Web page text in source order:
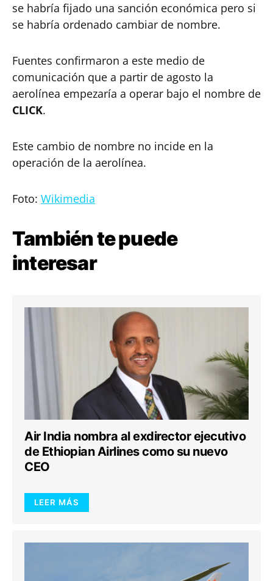
se habría fijado una sanción económica pero si
se habría ordenado cambiar de nombre.
Fuentes confirmaron a este medio de
comunicación que a partir de agosto la
aerolínea empezaría a operar bajo el nombre de
CLICK.
Este cambio de nombre no incide en la
operación de la aerolínea.
Foto: Wikimedia
También te puede
interesar
Air India nombra al exdirector ejecutivo
de Ethiopian Airlines como su nuevo
CEO
LEER MÁS